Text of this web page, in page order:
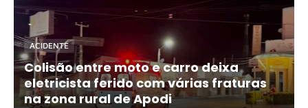
ACIDENTE
Colisão entre moto e carro deixa
eletricista ferido com várias fraturas
na zona rural de Apodi